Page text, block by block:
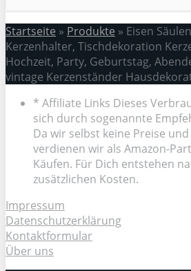
Startseite » Produkte » Eisen
Kerzenhalter, Tischdekoration
Hochzeit, Party, Geburtstag,
vintage Kerzenständer
* Affiliate Links Dieses
sich durch sogenannte
Da wir selbst keine Preise
verdienen wir als Amazon-
Käufen. Für Dich entstehen
zusätzlichen Kosten.
Impressum
Datenschutzerklärung
Kontaktformular
Über uns